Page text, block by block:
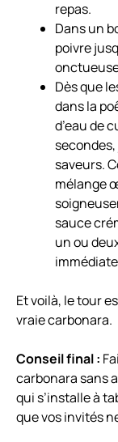
repas.
Dans un
poivre
Dès que
dans la
d’eau de
saveurs.
mélange
sauce
un ou
Et voilà, le tour
vraie carbonara.
Conseil final :
carbonara sans
qui s’installe à
que vos invités